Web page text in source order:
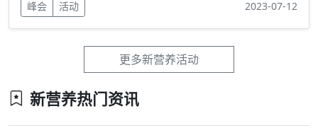
峰会 活动 2023-07-12
更多新营养活动
新营养热门资讯